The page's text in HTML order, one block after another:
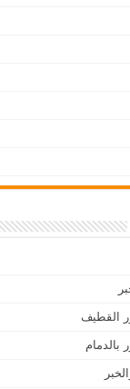
القطيف
بالدمام